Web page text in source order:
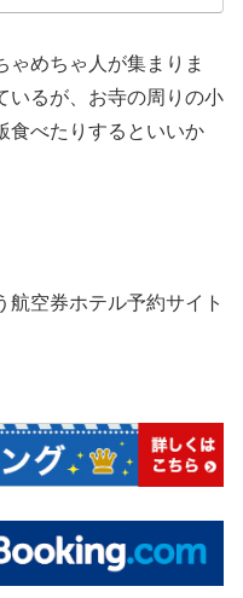
の交通量が少ない分かなりスピード
ゃめちゃ人が集まりま
いるが、お寺の周りの小
食べたりするといいか
航空券ホテル予約サイト